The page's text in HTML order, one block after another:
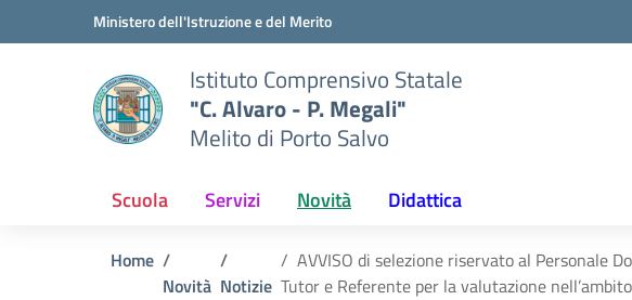
Vai ai contenuti
Vai al menu di navigazioneMinistero dell'Istruzione e del Merito
Istituto Comprensivo Statale
"C. Alvaro - P. Megali"
Melito di Porto Salvo
Scuola Servizi Novità Didattica
Home
Novità Notizie
AVVISO di selezione riservato al Personale
Tutor e Referente per la valutazione